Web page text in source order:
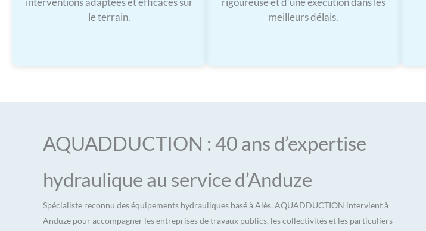
le terrain.
meilleurs délais.
AQUADDUCTION : 40 ans d’expertise
hydraulique au service d’Anduze
Spécialiste reconnu des équipements hydrauliques basé à Alès, AQUADDUCTION intervient à
Anduze pour accompagner les entreprises de travaux publics, les collectivités et les particuliers